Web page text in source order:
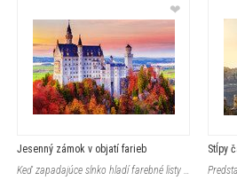
❤
Jesenný zámok v objatí farieb
Keď zapadajúce slnko hladí farebné listy jesenného lesa, historický hrad s
Stĺpy